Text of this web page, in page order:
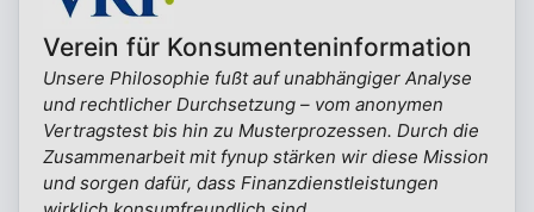
Verein für Konsumenteninformation
Unsere Philosophie fußt auf unabhängiger Analyse
und rechtlicher Durchsetzung – vom anonymen
Vertragstest bis hin zu Musterprozessen. Durch die
Zusammenarbeit mit fynup stärken wir diese Mission
und sorgen dafür, dass Finanzdienstleistungen